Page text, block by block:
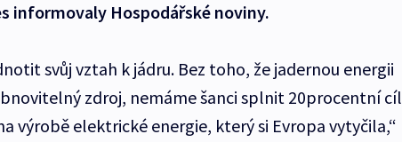
informovaly Hospodářské noviny.
svůj vztah k jádru. Bez toho, že jadernou energii
zdroj, nemáme šanci splnit 20procentní cíl
výrobě elektrické energie, který si Evropa vytyčila,“